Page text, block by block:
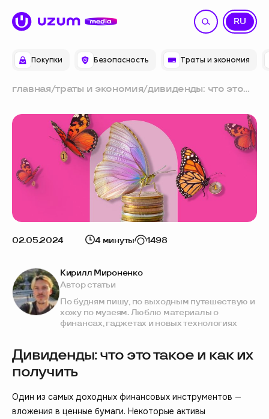
Покупки Безопасность Траты и экономия
RU
UZ
главная/траты и экономия/дивиденды: что это
получить
02.05.2024 4 минуты 1498
Дивиденды: что это такое и как их
получить
Один из самых доходных финансовых инструментов —
вложения в ценные бумаги. Некоторые активы
Кирилл Мироненко
Автор статьи
По будням пишу, по выходным путешествую и
хожу по музеям. Люблю материалы о
финансах, гаджетах и новых технологиях